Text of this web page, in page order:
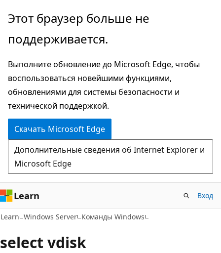
Пропустить
перейти
основному
содержимому
Этот браузер больше не
поддерживается.
Выполните обновление до Microsoft Edge, чтобы
воспользоваться новейшими функциями,
обновлениями для системы безопасности и
технической поддержкой.
Скачать Microsoft Edge
Дополнительные сведения об Internet Explorer и
Microsoft Edge
Learn Вход
Learn Windows Server Команды Windows
select vdisk